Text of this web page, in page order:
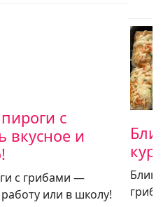
с
вкусное и
с грибами —
или в школу!